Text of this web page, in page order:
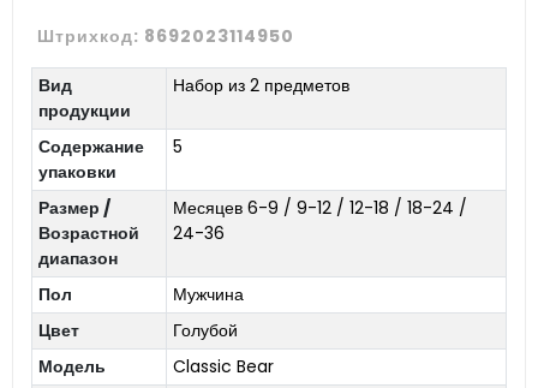
Штрихкод: 8692023114950
Вид
продукции
Набор из 2 предметов
Содержание
упаковки
5
Размер /
Возрастной
диапазон
Месяцев 6-9 / 9-12 / 12-18 / 18-24 /
24-36
Пол
Мужчина
Цвет
Голубой
Модель
Classic Bear